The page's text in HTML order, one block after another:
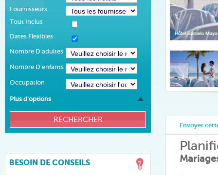
Fournisseurs
Tout Inclus
Dates Flexibles
Nombre D'adultes
Nombre D'enfants
Occupation
Plus d'options
BESOIN DE CONSEILS
Envoyer